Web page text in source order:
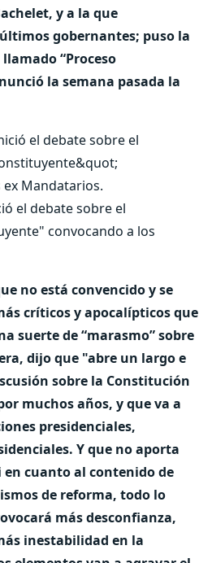
y a la que
gobernantes; puso la
“Proceso
la semana pasada la
el debate sobre el
convocando a los
no está convencido y se
críticos y apocalípticos que
suerte de “marasmo” sobre
dijo que "abre un largo e
sobre la Constitución
muchos años, y que va a
presidenciales,
Y que no aporta
cuanto al contenido de
de reforma, todo lo
más desconfianza,
inestabilidad en la